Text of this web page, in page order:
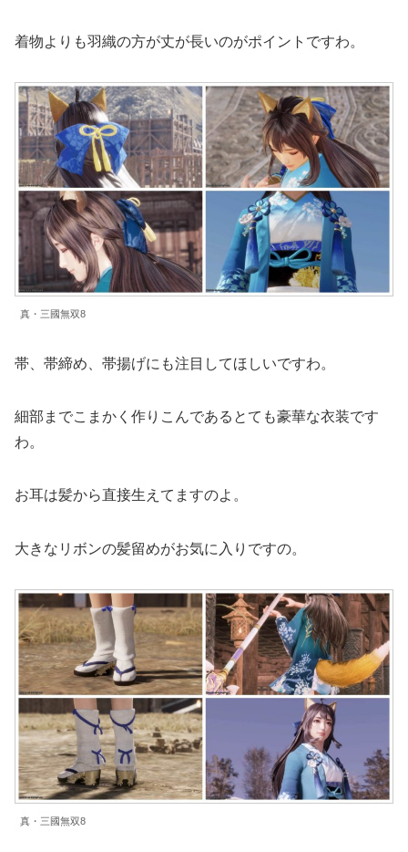
着物よりも羽織の方が丈が長いのがポイントですわ。
真・三國無双8
帯、帯締め、帯揚げにも注目してほしいですわ。
細部までこまかく作りこんであるとても豪華な衣装です
わ。
お耳は髪から直接生えてますのよ。
大きなリボンの髪留めがお気に入りですの。
真・三國無双8